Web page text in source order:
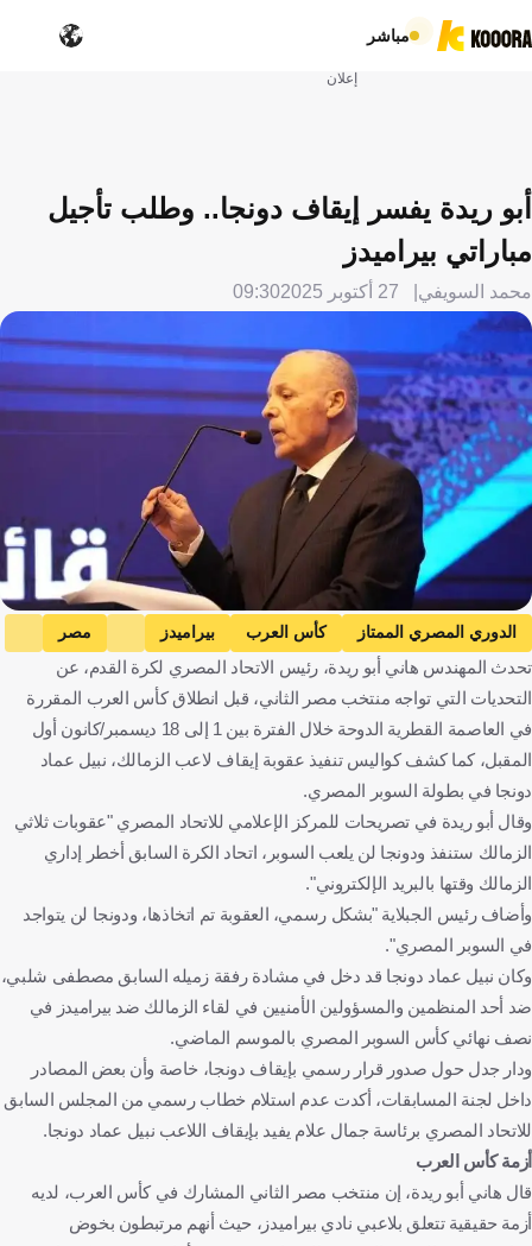
مباشر
إعلان
أبو ريدة يفسر إيقاف دونجا.. وطلب تأجيل
مباراتي بيراميدز
محمد السويفي 27 أكتوبر 2025 09:30
الدوري المصري الممتاز كأس العرب بيراميدز
مصر
الزمالك
نبيل عماد دونجا مصر كرة قدم
تحدث المهندس هاني أبو ريدة، رئيس الاتحاد المصري لكرة القدم، عن
التحديات التي تواجه منتخب مصر الثاني، قبل انطلاق كأس العرب المقررة
في العاصمة القطرية الدوحة خلال الفترة بين 1 إلى 18 ديسمبر/كانون أول
المقبل، كما كشف كواليس تنفيذ عقوبة إيقاف لاعب الزمالك، نبيل عماد
دونجا في بطولة السوبر المصري.
وقال أبو ريدة في تصريحات للمركز الإعلامي للاتحاد المصري "عقوبات ثلاثي
الزمالك ستنفذ ودونجا لن يلعب السوبر، اتحاد الكرة السابق أخطر إداري
الزمالك وقتها بالبريد الإلكتروني".
وأضاف رئيس الجبلاية "بشكل رسمي، العقوبة تم اتخاذها، ودونجا لن يتواجد
في السوبر المصري".
وكان نبيل عماد دونجا قد دخل في مشادة رفقة زميله السابق مصطفى شلبي،
ضد أحد المنظمين والمسؤولين الأمنيين في لقاء الزمالك ضد بيراميدز في
نصف نهائي كأس السوبر المصري بالموسم الماضي.
ودار جدل حول صدور قرار رسمي بإيقاف دونجا، خاصة وأن بعض المصادر
داخل لجنة المسابقات، أكدت عدم استلام خطاب رسمي من المجلس السابق
للاتحاد المصري برئاسة جمال علام يفيد بإيقاف اللاعب نبيل عماد دونجا.
أزمة كأس العرب
قال هاني أبو ريدة، إن منتخب مصر الثاني المشارك في كأس العرب، لديه
أزمة حقيقية تتعلق بلاعبي نادي بيراميدز، حيث أنهم مرتبطون بخوض